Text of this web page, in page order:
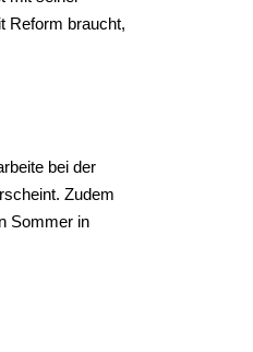
Reform braucht,
bei der
Zudem
Sommer in